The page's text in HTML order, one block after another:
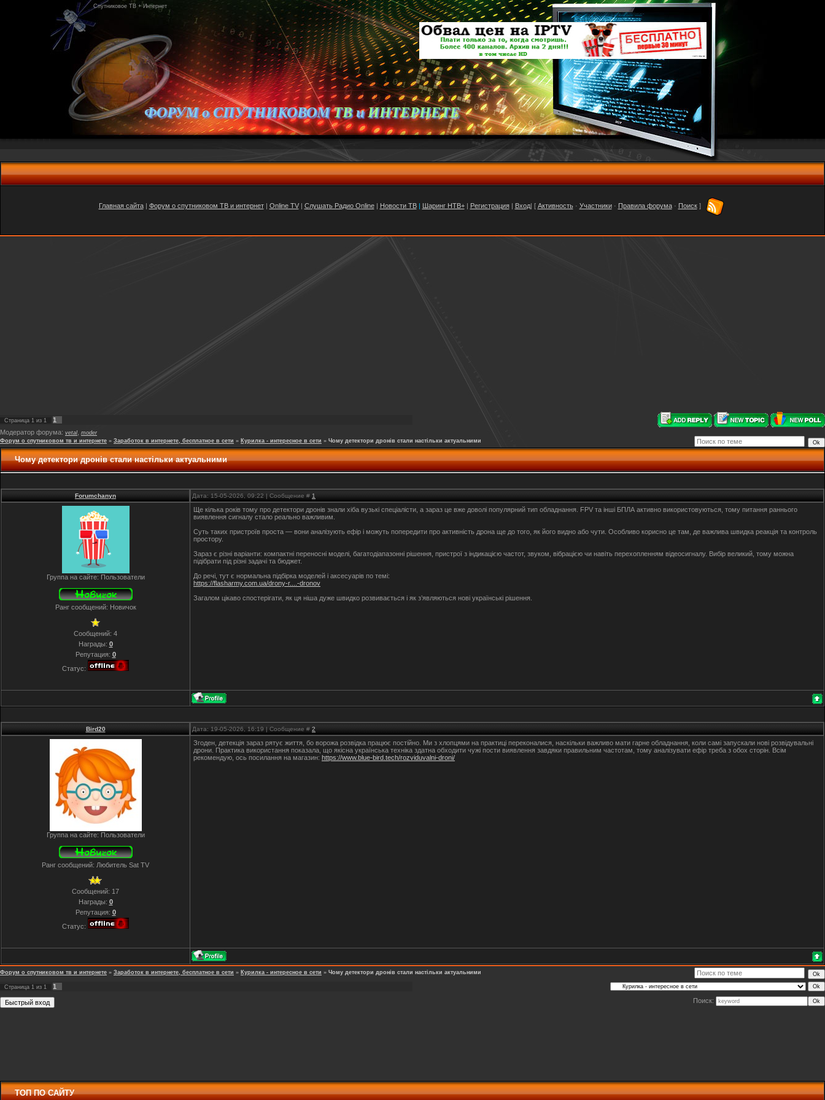
Спутниковое ТВ + Интернет
ФОРУМ о СПУТНИКОВОМТВиИНТЕРНЕТЕ
Главная сайта| Форум о спутниковом ТВ и интернет| Online TV| Слушать Радио Online| Новости ТВ Шаринг НТВ+| Регистрация| Вход| [ Активность· Участники· Правила форума· Поиск]
Страница 1 из 1
1
Модератор форума: vetal moder
Форум о спутниковом тв и интернете » Заработок в интернете, бесплатное в сети » Курилка - интересное в сети » Чому детектори дронів стали настільки актуальними
Чому детектори дронів стали настільки актуальними
Forumchanyn Дата: 15-05-2026, 09:22 | Сообщение # 1
Группа на сайте: Пользователи
Ранг сообщений: Новичок
Сообщений: 4
Награды: 0
Репутация: 0
Статус:
Ще кілька років тому про детектори дронів знали хіба вузькі спеціалісти, а зараз це вже доволі популярний тип обладнання. FPV та інші БПЛА активно використовуються, тому питання раннього
виявлення сигналу стало реально важливим.
Суть таких пристроїв проста — вони аналізують ефір і можуть попередити про активність дрона ще до того, як його видно або чути. Особливо корисно це там, де важлива швидка реакція та контроль
простору.
Зараз є різні варіанти: компактні переносні моделі, багатодіапазонні рішення, пристрої з індикацією частот, звуком, вібрацією чи навіть перехопленням відеосигналу. Вибір великий, тому можна
підібрати під різні задачі та бюджет.
До речі, тут є нормальна підбірка моделей і аксесуарів по темі:
https://flasharmy.com.ua/drony-r....-dronov
Загалом цікаво спостерігати, як ця ніша дуже швидко розвивається і як з’являються нові українські рішення.
Bird20 Дата: 19-05-2026, 16:19 | Сообщение # 2
Группа на сайте: Пользователи
Ранг сообщений: Любитель Sat TV
Сообщений: 17
Награды: 0
Репутация: 0
Статус:
Згоден, детекція зараз рятує життя, бо ворожа розвідка працює постійно. Ми з хлопцями на практиці переконалися, наскільки важливо мати гарне обладнання, коли самі запускали нові розвідувальні
дрони. Практика використання показала, що якісна українська техніка здатна обходити чужі пости виявлення завдяки правильним частотам, тому аналізувати ефір треба з обох сторін. Всім
рекомендую, ось посилання на магазин: https://www.blue-bird.tech/rozviduvalni-droni/
Форум о спутниковом тв и интернете » Заработок в интернете, бесплатное в сети » Курилка - интересное в сети » Чому детектори дронів стали настільки актуальними
Страница 1 из 1
1
Поиск:
ТОП ПО САЙТУ